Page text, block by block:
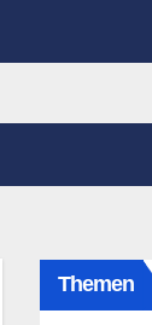
Themen